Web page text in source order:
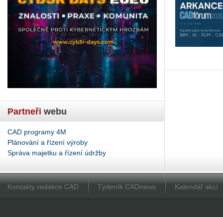
Partneři webu
CAD programy 4M
Plánování a řízení výroby
Správa majetku a řízení údržby
Kontakty redakce CAD Týdeník CADnews Kalendář akcí